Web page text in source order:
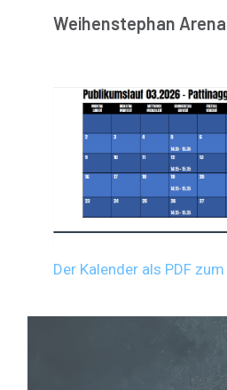
Weihenstephan Arena
Der Kalender als PDF